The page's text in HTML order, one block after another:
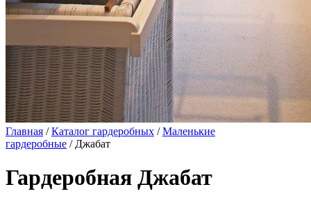
Главная /Каталог гардеробных /Маленькие
гардеробные / Джабат
Гардеробная Джабат